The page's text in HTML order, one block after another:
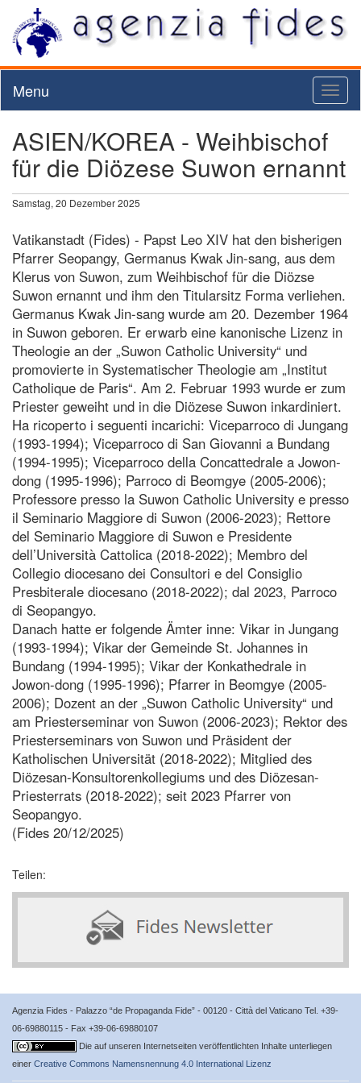
Menu
ASIEN/KOREA - Weihbischof
für die Diözese Suwon ernannt
Samstag, 20 Dezember 2025
Vatikanstadt (Fides) - Papst Leo XIV hat den bisherigen
Pfarrer Seopangy, Germanus Kwak Jin-sang, aus dem
Klerus von Suwon, zum Weihbischof für die Diözse
Suwon ernannt und ihm den Titularsitz Forma verliehen.
Germanus Kwak Jin-sang wurde am 20. Dezember 1964
in Suwon geboren. Er erwarb eine kanonische Lizenz in
Theologie an der „Suwon Catholic University“ und
promovierte in Systematischer Theologie am „Institut
Catholique de Paris“. Am 2. Februar 1993 wurde er zum
Priester geweiht und in die Diözese Suwon inkardiniert.
Ha ricoperto i seguenti incarichi: Viceparroco di Jungang
(1993-1994); Viceparroco di San Giovanni a Bundang
(1994-1995); Viceparroco della Concattedrale a Jowon-
dong (1995-1996); Parroco di Beomgye (2005-2006);
Professore presso la Suwon Catholic University e presso
il Seminario Maggiore di Suwon (2006-2023); Rettore
del Seminario Maggiore di Suwon e Presidente
dell’Università Cattolica (2018-2022); Membro del
Collegio diocesano dei Consultori e del Consiglio
Presbiterale diocesano (2018-2022); dal 2023, Parroco
di Seopangyo.
Danach hatte er folgende Ämter inne: Vikar in Jungang
(1993-1994); Vikar der Gemeinde St. Johannes in
Bundang (1994-1995); Vikar der Konkathedrale in
Jowon-dong (1995-1996); Pfarrer in Beomgye (2005-
2006); Dozent an der „Suwon Catholic University“ und
am Priesterseminar von Suwon (2006-2023); Rektor des
Priesterseminars von Suwon und Präsident der
Katholischen Universität (2018-2022); Mitglied des
Diözesan-Konsultorenkollegiums und des Diözesan-
Priesterrats (2018-2022); seit 2023 Pfarrer von
Seopangyo.
(Fides 20/12/2025)
Teilen:
Agenzia Fides - Palazzo “de Propaganda Fide” - 00120 - Città del Vaticano Tel. +39-
06-69880115 - Fax +39-06-69880107
Die auf unseren Internetseiten veröffentlichten Inhalte unterliegen
einer Creative Commons Namensnennung 4.0 International Lizenz